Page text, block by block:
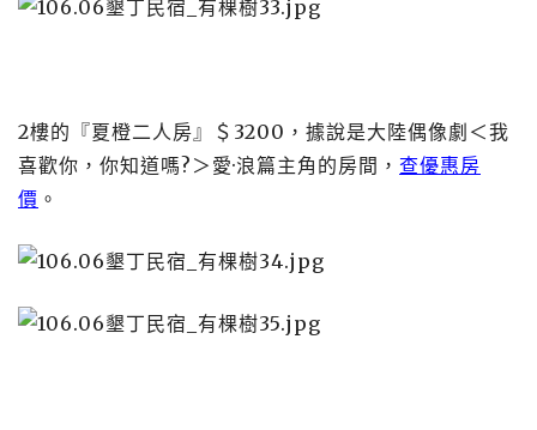
2樓的『夏橙二人房』＄3200，據說是大陸偶像劇＜我
喜歡你，你知道嗎?＞愛·浪篇主角的房間， 查優惠房
價 。